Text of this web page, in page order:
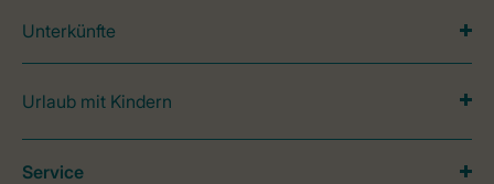
Unterkünfte
Urlaub mit Kindern
Service